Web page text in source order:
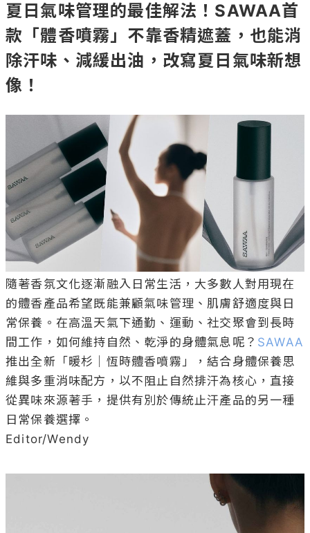
夏日氣味管理的最佳解法！SAWAA首
款「體香噴霧」不靠香精遮蓋，也能消
除汗味、減緩出油，改寫夏日氣味新想
像！
隨著香氛文化逐漸融入日常生活，大多數人對用現在
的體香產品希望既能兼顧氣味管理、肌膚舒適度與日
常保養。在高溫天氣下通勤、運動、社交聚會到長時
間工作，如何維持自然、乾淨的身體氣息呢？ SAWAA
推出全新「暖杉｜恆時體香噴霧」，結合身體保養思
維與多重消味配方，以不阻止自然排汗為核心，直接
從異味來源著手，提供有別於傳統止汗產品的另一種
日常保養選擇。
Editor/Wendy